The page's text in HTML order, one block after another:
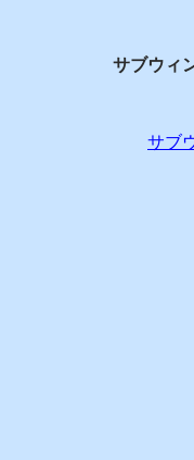
サブウィ
サブ